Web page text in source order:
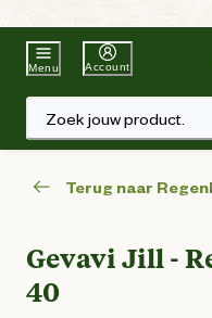
Beste
Menu Account
Zoek jouw product.
Terug naar
Gevavi Jill -
40